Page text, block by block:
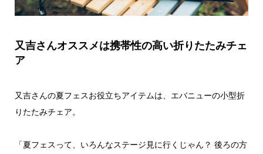
又吉さんオススメは携帯性の高い折りたたみチェ
ア
又吉さんの夏フェスお役立ちアイテムは、エバニューの小型折
りたたみチェア。
「夏フェスって、いろんなステージ見に行くじゃん？ 後ろの方